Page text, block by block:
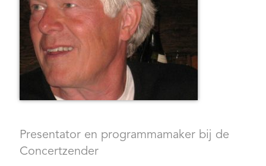
Presentator en programmamaker bij de
Concertzender